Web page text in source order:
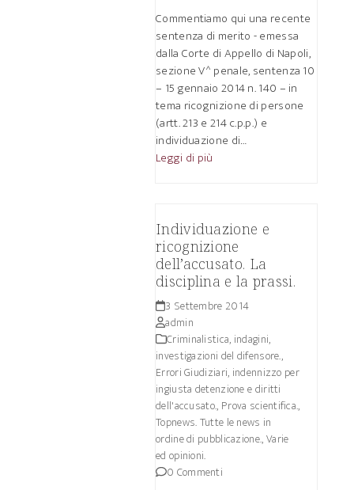
Commentiamo qui una recente
sentenza di merito - emessa
dalla Corte di Appello di Napoli,
sezione V^ penale, sentenza 10
– 15 gennaio 2014 n. 140 – in
tema ricognizione di persone
(artt. 213 e 214 c.p.p.) e
individuazione di…
Leggi di più
Individuazione e
ricognizione
dell’accusato. La
disciplina e la prassi.
3 Settembre 2014
admin
Criminalistica, indagini,
investigazioni del difensore.,
Errori Giudiziari, indennizzo per
ingiusta detenzione e diritti
dell'accusato., Prova scientifica.,
Topnews. Tutte le news in
ordine di pubblicazione.,Varie
ed opinioni.
0 Commenti